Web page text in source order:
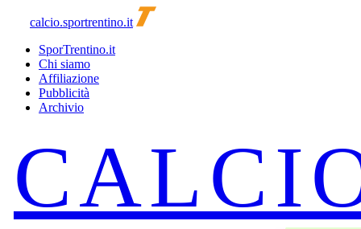
calcio.sportrentino.it
SporTrentino.it
Chi siamo
Affiliazione
Pubblicità
Archivio